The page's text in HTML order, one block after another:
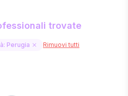
trovate
Perugia Rimuovi tutti